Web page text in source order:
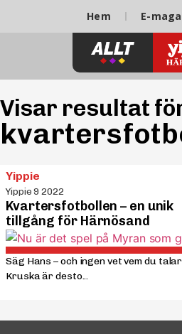
Hem E-
Visar resultat
Yippie
Yippie 9 2022
Kvartersfotbollen – en unik
tillgång för Härnösand
Säg Hans – och ingen vet vem du
Kruska är desto...